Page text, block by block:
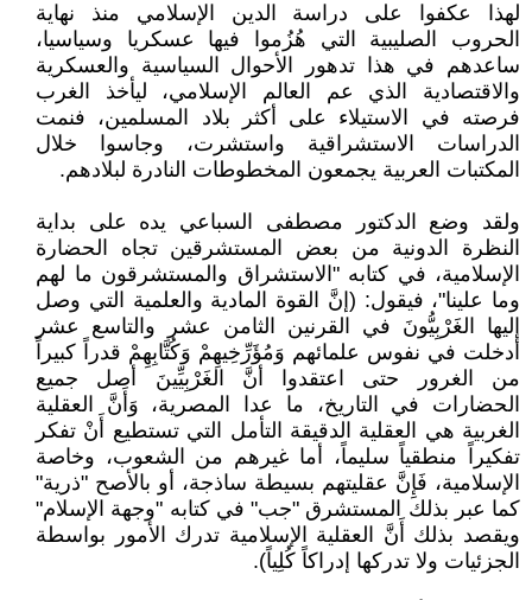
لهذا عكفوا على دراسة الدين الإسلامي منذ نهاية
الحروب الصليبية التي هُزُموا فيها عسكريا وسياسيا،
ساعدهم في هذا تدهور الأحوال السياسية والعسكرية
والاقتصادية الذي عم العالم الإسلامي، ليأخذ الغرب
فرصته في الاستيلاء على أكثر بلاد المسلمين، فنمت
الدراسات الاستشراقية واستشرت، وجاسوا خلال
المكتبات العربية يجمعون المخطوطات النادرة لبلادهم.
ولقد وضع الدكتور مصطفى السباعي يده على بداية
النظرة الدونية من بعض المستشرقين تجاه الحضارة
الإسلامية، في كتابه "الاستشراق والمستشرقون ما لهم
وما علينا"، فيقول: (إنَّ القوة المادية والعلمية التي وصل
إليها الغَرْبِيُّونَ في القرنين الثامن عشر والتاسع عشر
أدخلت في نفوس علمائهم وَمُؤَرِّخِيهِمْ وَكُتَّابِهِمْ قدراً كبيراً
من الغرور حتى اعتقدوا أنَّ الغَرْبِيِّينَ أصل جميع
الحضارات في التاريخ، ما عدا المصرية، وَأَنَّ العقلية
الغربية هي العقلية الدقيقة التأمل التي تستطيع أَنْ تفكر
تفكيراً منطقياً سليماً، أما غيرهم من الشعوب، وخاصة
الإسلامية، فَإِنَّ عقليتهم بسيطة ساذجة، أو بالأصح "ذرية"
كما عبر بذلك المستشرق "جب" في كتابه "وجهة الإسلام"
ويقصد بذلك أَنَّ العقلية الإسلامية تدرك الأمور بواسطة
الجزئيات ولا تدركها إدراكاً كُلِياً).